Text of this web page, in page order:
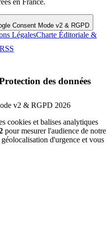
Consent Mode v2 & RGPD
LégalesCharte Éditoriale &
des données
v2 & RGPD 2026
cookies et balises analytiques
pour mesurer l'audience de notre
d'urgence et vous